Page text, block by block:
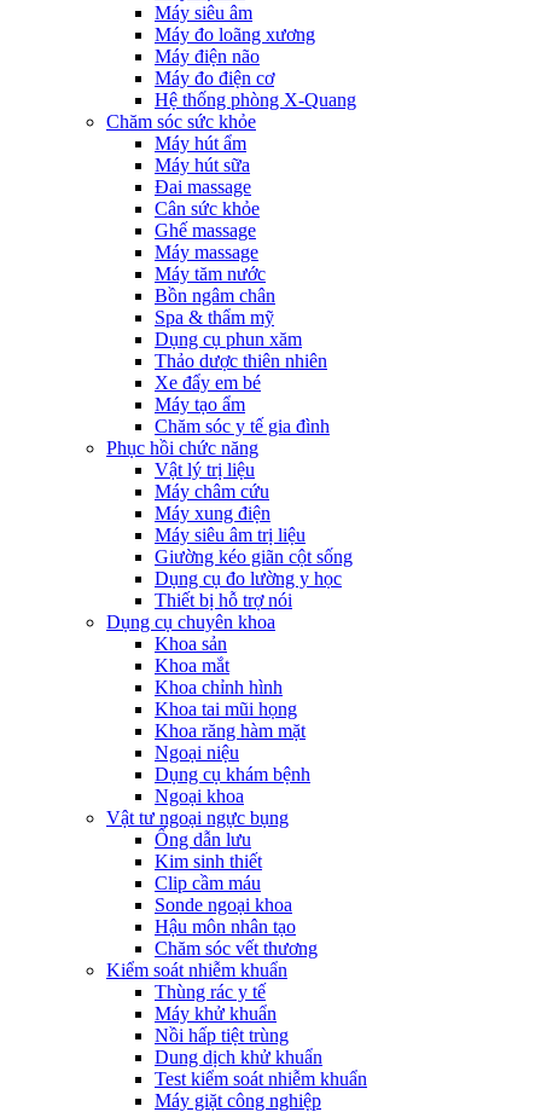
Máy siêu âm
Máy đo loãng xương
Máy điện não
Máy đo điện cơ
Hệ thống phòng X-Quang
Chăm sóc sức khỏe
Máy hút ẩm
Máy hút sữa
Đai massage
Cân sức khỏe
Ghế massage
Máy massage
Máy tăm nước
Bồn ngâm chân
Spa & thẩm mỹ
Dụng cụ phun xăm
Thảo dược thiên nhiên
Xe đẩy em bé
Máy tạo ẩm
Chăm sóc y tế gia đình
Phục hồi chức năng
Vật lý trị liệu
Máy châm cứu
Máy xung điện
Máy siêu âm trị liệu
Giường kéo giãn cột sống
Dụng cụ đo lường y học
Thiết bị hỗ trợ nói
Dụng cụ chuyên khoa
Khoa sản
Khoa mắt
Khoa chỉnh hình
Khoa tai mũi họng
Khoa răng hàm mặt
Ngoại niệu
Dụng cụ khám bệnh
Ngoại khoa
Vật tư ngoại ngực bụng
Ống dẫn lưu
Kim sinh thiết
Clip cầm máu
Sonde ngoại khoa
Hậu môn nhân tạo
Chăm sóc vết thương
Kiểm soát nhiễm khuẩn
Thùng rác y tế
Máy khử khuẩn
Nồi hấp tiệt trùng
Dung dịch khử khuẩn
Test kiểm soát nhiễm khuẩn
Máy giặt công nghiệp